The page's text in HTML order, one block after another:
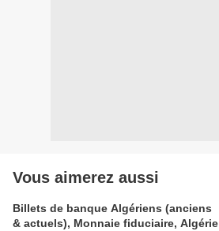
Vous aimerez aussi
Billets de banque Algériens (anciens
& actuels), Monnaie fiduciaire, Algérie